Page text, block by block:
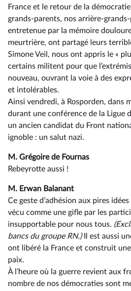
France et le retour de la
grands-parents, nos arrière-
entretenue par la mémoire
meurtrière, ont partagé leurs
Simone Veil, nous ont appris le «
certains militent pour que
nouveau, ouvrant la voie à des
et intolérables.
Ainsi vendredi, à Rosporden, dans
durant une conférence de la Ligue
un ancien candidat du Front
ignoble : un salut nazi.
M. Grégoire de Fournas
Rebeyrotte aussi !
M. Erwan Balanant
Ce geste d’adhésion aux pires
vécu comme une gifle par les
insupportable pour nous tous.
bancs du groupe RN.)
Il est aussi
ont libéré la France et construit
paix.
À l’heure où la guerre revient aux
nombre de nos démocraties sont